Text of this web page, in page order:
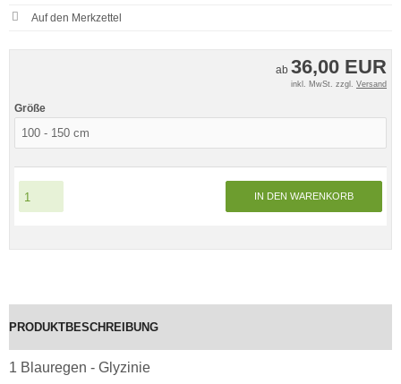
ab 36,00 EUR
inkl. MwSt. zzgl. Versand
Größe
IN DEN WARENKORB
PRODUKTBESCHREIBUNG
1 Blauregen - Glyzinie